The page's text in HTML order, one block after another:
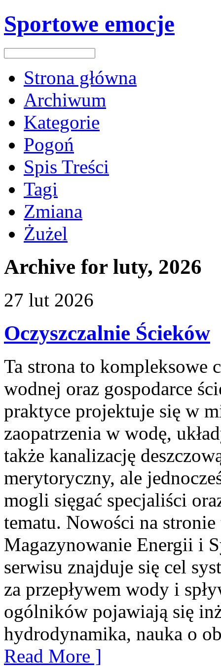
Sportowe emocje
Strona główna
Archiwum
Kategorie
Pogoń
Spis Treści
Tagi
Zmiana
Żużel
Archive for luty, 2026
27 lut 2026
Oczyszczalnie Ścieków
Ta strona to kompleksowe
wodnej oraz gospodarce
praktyce projektuje się w
zaopatrzenia w wodę,
także kanalizację
merytoryczny, ale
mogli sięgać specjaliści
tematu. Nowości na
Magazynowanie Energii i
serwisu znajduje się cel
za przepływem wody i
ogólników pojawiają się
hydrodynamika, nauka o
Read More ]